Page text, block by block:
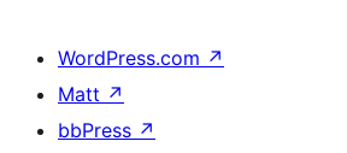
WordPress.com ↗
Matt ↗
bbPress ↗